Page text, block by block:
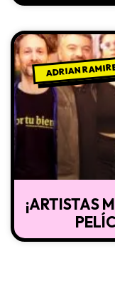
ADRIAN
¡ARTISTAS